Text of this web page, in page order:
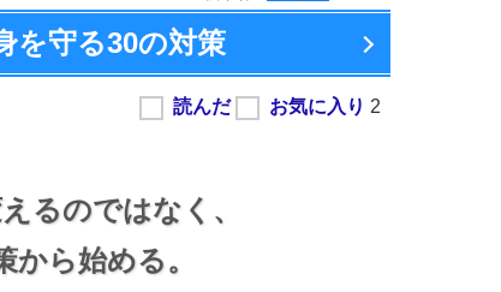
を守る30の対策
るのではなく、
から始める。